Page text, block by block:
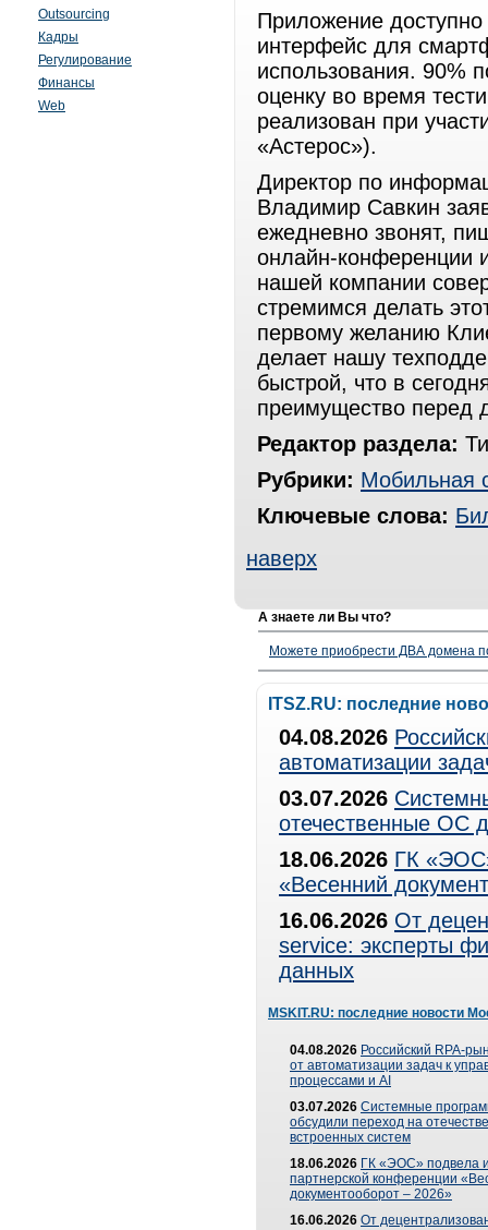
Outsourcing
Кадры
Регулирование
Финансы
Web
Приложение
интерфейс для
использования. 90%
оценку во время
реализован при
«Астерос»).
Директор по
Владимир Савкин
ежедневно звонят,
онлайн-конференции
нашей компании
стремимся делать
первому желанию
делает нашу
быстрой, что в
преимущество перед
Редактор раздела:
Рубрики: Мобильная
Ключевые слова:
наверх
А знаете ли Вы что?
Можете приобрести ДВА домена
ITSZ.RU: последние
04.08.2026
автоматизации
03.07.2026
отечественные ОС
18.06.2026 ГК
«Весенний
16.06.2026 От
service: эксперты
данных
MSKIT.RU: последние новости
04.08.2026 Российский RPA-
от автоматизации задач к
процессами и AI
03.07.2026 Системные
обсудили переход на
встроенных систем
18.06.2026 ГК «ЭОС» подвела
партнерской конференции
документооборот – 2026»
16.06.2026 От